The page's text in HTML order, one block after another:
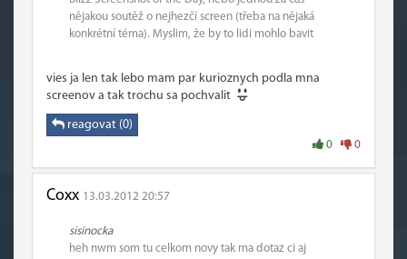
nějakou soutěž o nejhezčí screen (třeba na nějaká
konkrétní téma). Myslim, že by to lidi mohlo bavit
vies ja len tak lebo mam par kurioznych podla mna
screenov a tak trochu sa pochvalit
reagovat (0)
0 0
Coxx 13.03.2012 20:57
sisinocka
heh nwm som tu celkom novy tak ma dotaz ci aj